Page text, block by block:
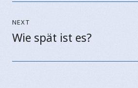
NEXT
Next
Wie spät ist es?